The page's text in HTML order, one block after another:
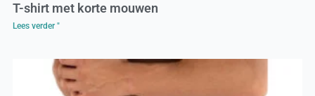
T-shirt met korte mouwen
Lees verder "